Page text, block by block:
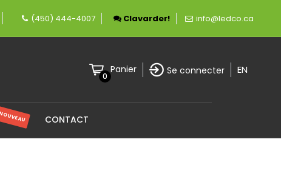
fièrement canadienne spécialisée en éclairage
(450) 444-4007 Clavarder! info@ledco.ca
0
Panier Se connecter EN
CONTACT